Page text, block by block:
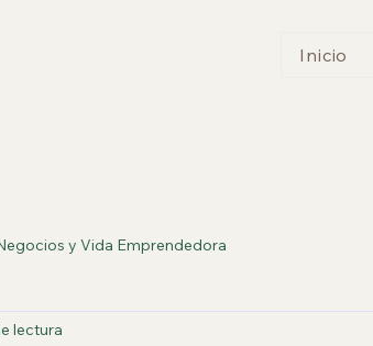
Inicio
y Vida Emprendedora
lectura